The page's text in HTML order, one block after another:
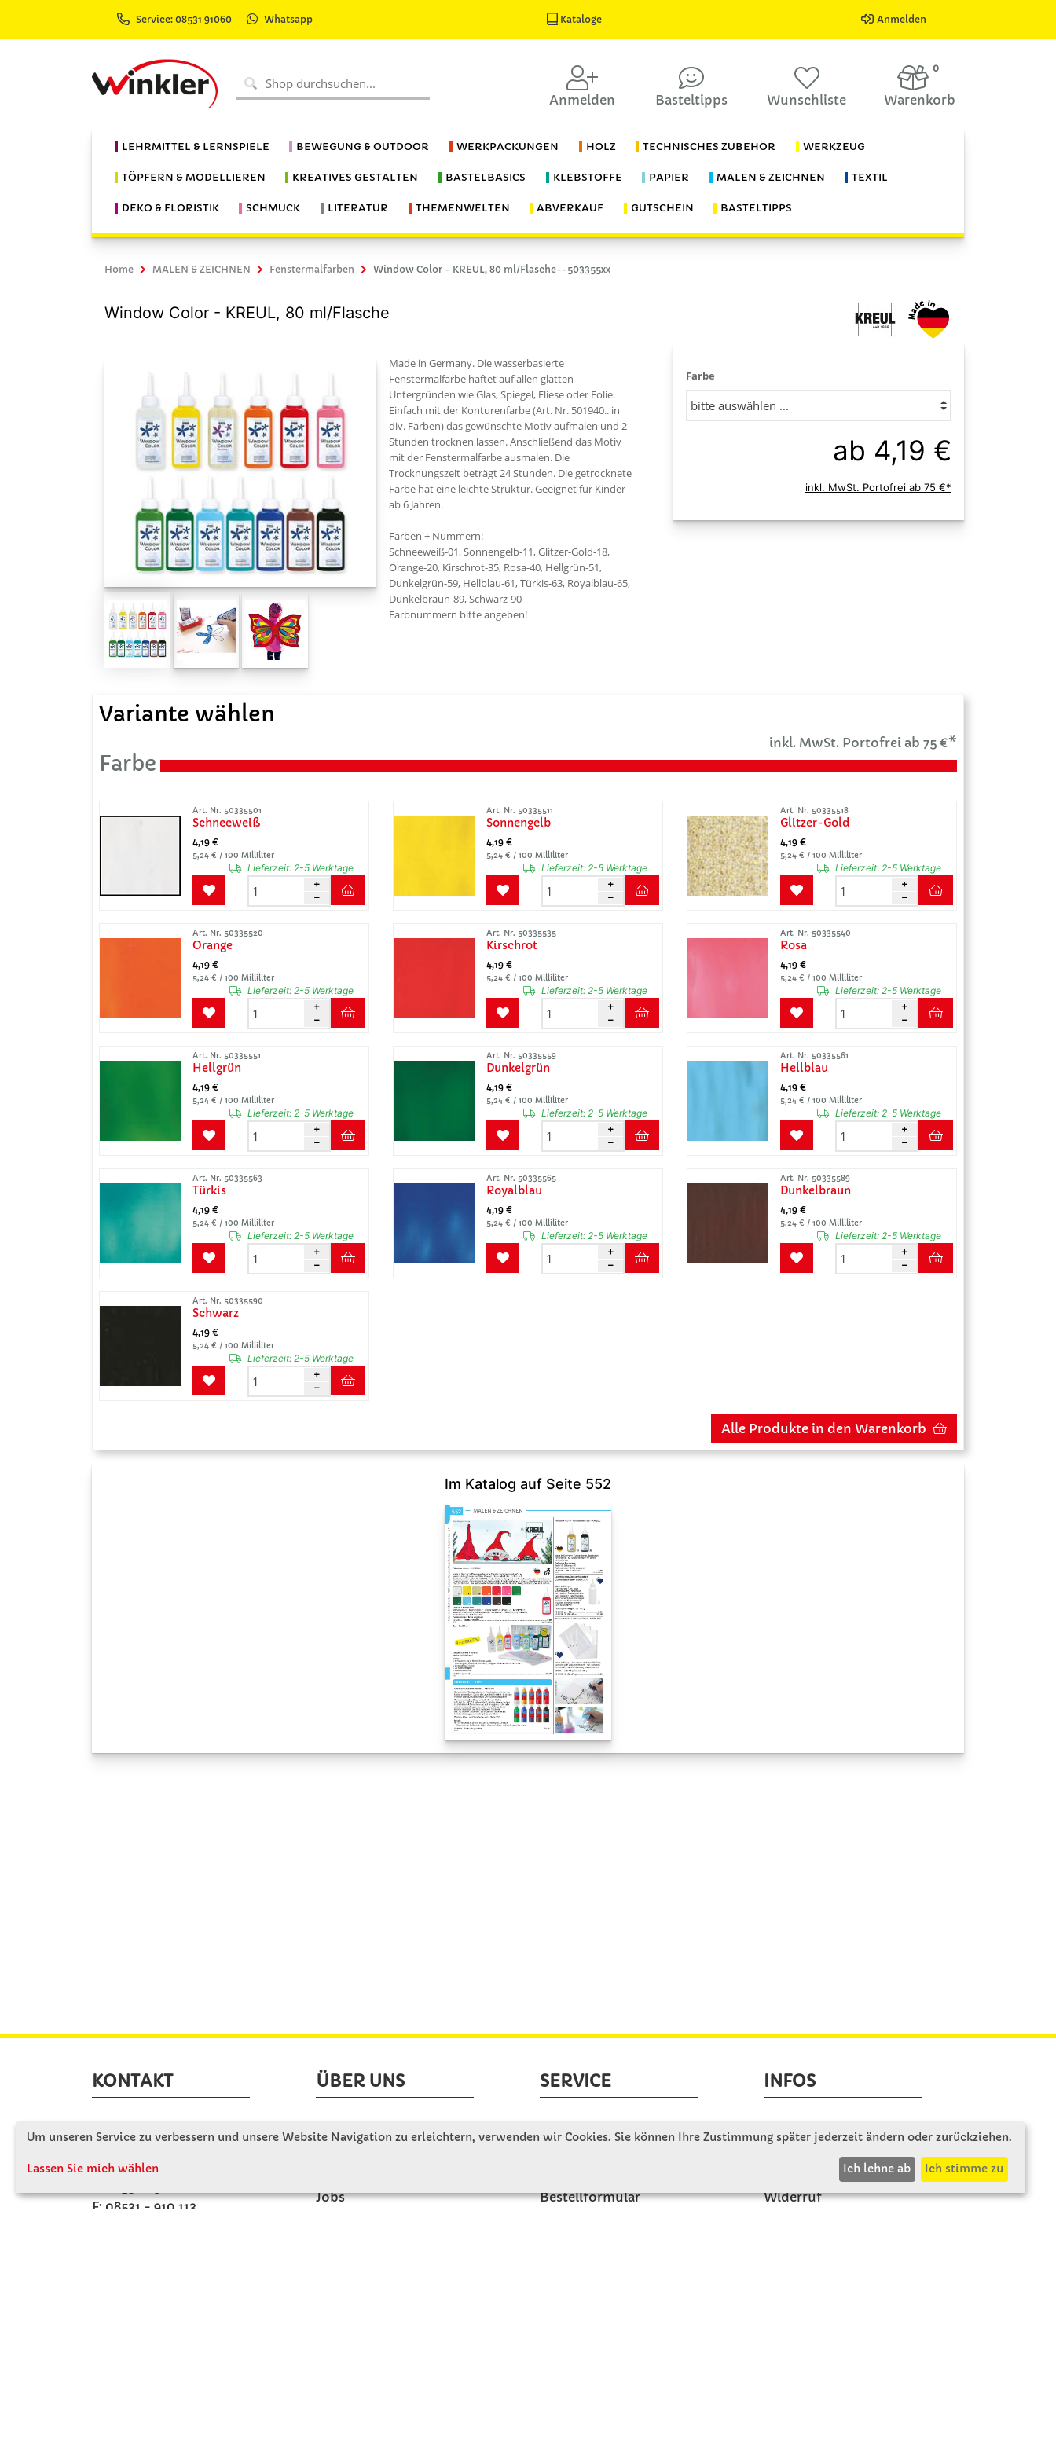
Service: 08531 91060 Whatsapp Kataloge Anmelden
Anmelden Basteltipps Wunschliste
0
Warenkorb
LEHRMITTEL & LERNSPIELE BEWEGUNG & OUTDOOR WERKPACKUNGEN HOLZ TECHNISCHES ZUBEHÖR WERKZEUG
TÖPFERN & MODELLIEREN KREATIVES GESTALTEN BASTELBASICS KLEBSTOFFE PAPIER MALEN & ZEICHNEN TEXTIL
DEKO & FLORISTIK SCHMUCK LITERATUR THEMENWELTEN ABVERKAUF GUTSCHEIN BASTELTIPPS
Home MALEN & ZEICHNEN Fenstermalfarben Window Color - KREUL, 80 ml/Flasche--503355xx
Window Color - KREUL, 80 ml/Flasche
Made in Germany. Die wasserbasierte
Fenstermalfarbe haftet auf allen glatten
Untergründen wie Glas, Spiegel, Fliese oder Folie.
Einfach mit der Konturenfarbe (Art. Nr. 501940.. in
div. Farben) das gewünschte Motiv aufmalen und 2
Stunden trocknen lassen. Anschließend das Motiv
mit der Fenstermalfarbe ausmalen. Die
Trocknungszeit beträgt 24 Stunden. Die getrocknete
Farbe hat eine leichte Struktur. Geeignet für Kinder
ab 6 Jahren.
Farben + Nummern:
Schneeweiß-01, Sonnengelb-11, Glitzer-Gold-18,
Orange-20, Kirschrot-35, Rosa-40, Hellgrün-51,
Dunkelgrün-59, Hellblau-61, Türkis-63, Royalblau-65,
Dunkelbraun-89, Schwarz-90
Farbnummern bitte angeben!
Farbe
ab 4,19 €
inkl. MwSt. Portofrei ab 75 €*
Variante wählen
inkl. MwSt. Portofrei ab 75 €*
Farbe
Art. Nr. 50335501
Schneeweiß
4,19 €
5,24 € / 100 Milliliter
Lieferzeit: 2-5 Werktage
Art. Nr. 50335511
Sonnengelb
4,19 €
5,24 € / 100 Milliliter
Lieferzeit: 2-5 Werktage
Art. Nr. 50335518
Glitzer-Gold
4,19 €
5,24 € / 100 Milliliter
Lieferzeit: 2-5 Werktage
Art. Nr. 50335520
Orange
4,19 €
5,24 € / 100 Milliliter
Lieferzeit: 2-5 Werktage
Art. Nr. 50335535
Kirschrot
4,19 €
5,24 € / 100 Milliliter
Lieferzeit: 2-5 Werktage
Art. Nr. 50335540
Rosa
4,19 €
5,24 € / 100 Milliliter
Lieferzeit: 2-5 Werktage
Art. Nr. 50335551
Hellgrün
4,19 €
5,24 € / 100 Milliliter
Lieferzeit: 2-5 Werktage
Art. Nr. 50335559
Dunkelgrün
4,19 €
5,24 € / 100 Milliliter
Lieferzeit: 2-5 Werktage
Art. Nr. 50335561
Hellblau
4,19 €
5,24 € / 100 Milliliter
Lieferzeit: 2-5 Werktage
Art. Nr. 50335563
Türkis
4,19 €
5,24 € / 100 Milliliter
Lieferzeit: 2-5 Werktage
Art. Nr. 50335565
Royalblau
4,19 €
5,24 € / 100 Milliliter
Lieferzeit: 2-5 Werktage
Art. Nr. 50335589
Dunkelbraun
4,19 €
5,24 € / 100 Milliliter
Lieferzeit: 2-5 Werktage
Art. Nr. 50335590
Schwarz
4,19 €
5,24 € / 100 Milliliter
Lieferzeit: 2-5 Werktage
Alle Produkte in den Warenkorb
Im Katalog auf Seite 552
KONTAKT
Winkler Schulbedarf GmbH
D - 94060 Pocking
F: 08531 - 910 113
ÜBER UNS
Wir stellen uns vor
Jobs
SERVICE
Gute Gründe für Winkler
Bestellformular
INFOS
Zahlung & Versand
Rücksendung
Widerruf
Um unseren Service zu verbessern und unsere Website Navigation zu erleichtern, verwenden wir Cookies. Sie können Ihre Zustimmung später jederzeit ändern oder zurückziehen.
Lassen Sie mich wählen Ich lehne ab Ich stimme zu